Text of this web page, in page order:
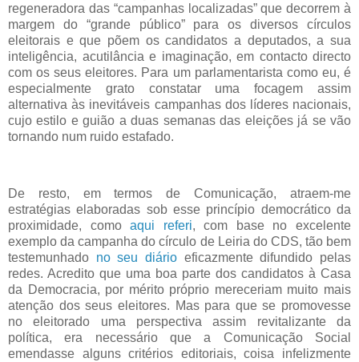
regeneradora das “campanhas localizadas” que decorrem à
margem do “grande público” para os diversos círculos
eleitorais e que põem os candidatos a deputados, a sua
inteligência, acutilância e imaginação, em contacto directo
com os seus eleitores. Para um parlamentarista como eu, é
especialmente grato constatar uma focagem assim
alternativa às inevitáveis campanhas dos líderes nacionais,
cujo estilo e guião a duas semanas das eleições já se vão
tornando num ruido estafado.
De resto, em termos de Comunicação, atraem-me
estratégias elaboradas sob esse princípio democrático da
proximidade, comoaqui referi, com base no excelente
exemplo da campanha do círculo de Leiria do CDS, tão bem
testemunhado no seu diário eficazmente difundido pelas
redes. Acredito que uma boa parte dos candidatos à Casa
da Democracia, por mérito próprio mereceriam muito mais
atenção dos seus eleitores. Mas para que se promovesse
no eleitorado uma perspectiva assim revitalizante da
política, era necessário que a Comunicação Social
emendasse alguns critérios editoriais, coisa infelizmente